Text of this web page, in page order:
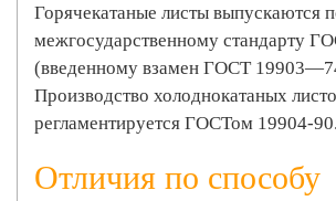
Горячекатаные листы выпускаются
межгосударственному стандарту
(введенному взамен ГОСТ
Производство холоднокатаных
регламентируется ГОСТом 19904-90.
Отличия по способу